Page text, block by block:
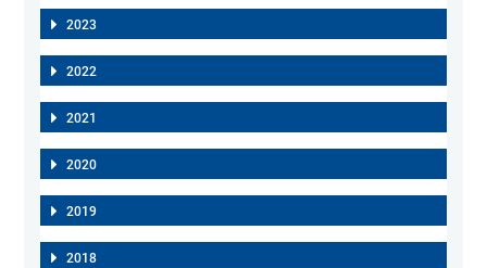
2023
2022
2021
2020
2019
2018